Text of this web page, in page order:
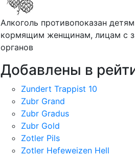
Алкоголь противопоказан
кормящим женщинам, лицам с
органов
Добавлены в
Zundert Trappist 10
Zubr Grand
Zubr Gradus
Zubr Gold
Zotler Pils
Zotler Hefeweizen Hell